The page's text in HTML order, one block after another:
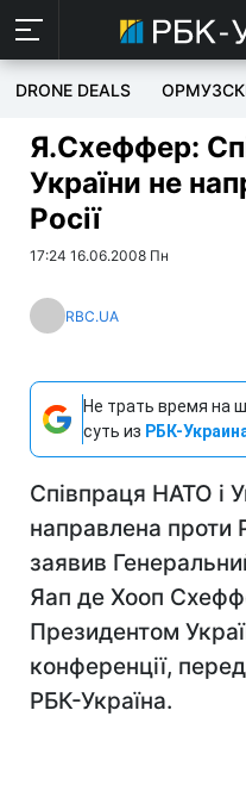
DRONE DEALS
Я.Схеффер:
України не
Росії
17:24 16.06.2008 Пн
RBC.UA
Не трать время на
суть из РБК-
Співпраця НАТО і
направлена проти
заявив
Яап де Хооп
Президентом
конференції,
РБК-Україна.